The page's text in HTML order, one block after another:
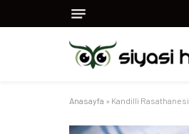
Anasayfa » Kandilli Rasathanesi